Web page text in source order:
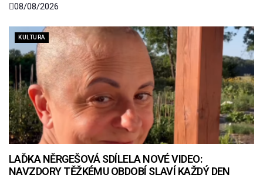
08/08/2026
KULTURA
LAĎKA NĚRGEŠOVÁ SDÍLELA NOVÉ VIDEO:
NAVZDORY TĚŽKÉMU OBDOBÍ SLAVÍ KAŽDÝ DEN